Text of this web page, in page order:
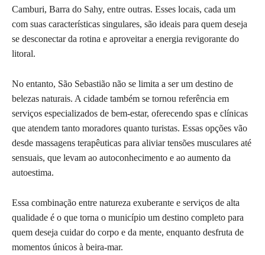
Camburi, Barra do Sahy, entre outras. Esses locais, cada um
com suas características singulares, são ideais para quem deseja
se desconectar da rotina e aproveitar a energia revigorante do
litoral.
No entanto, São Sebastião não se limita a ser um destino de
belezas naturais. A cidade também se tornou referência em
serviços especializados de bem-estar, oferecendo spas e clínicas
que atendem tanto moradores quanto turistas. Essas opções vão
desde massagens terapêuticas para aliviar tensões musculares até
sensuais, que levam ao autoconhecimento e ao aumento da
autoestima.
Essa combinação entre natureza exuberante e serviços de alta
qualidade é o que torna o município um destino completo para
quem deseja cuidar do corpo e da mente, enquanto desfruta de
momentos únicos à beira-mar.